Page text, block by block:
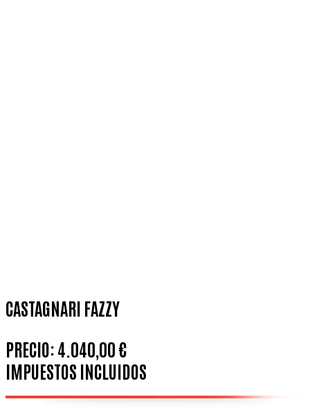
CASTAGNARI FAZZY
PRECIO:4.040,00 €
IMPUESTOS INCLUIDOS